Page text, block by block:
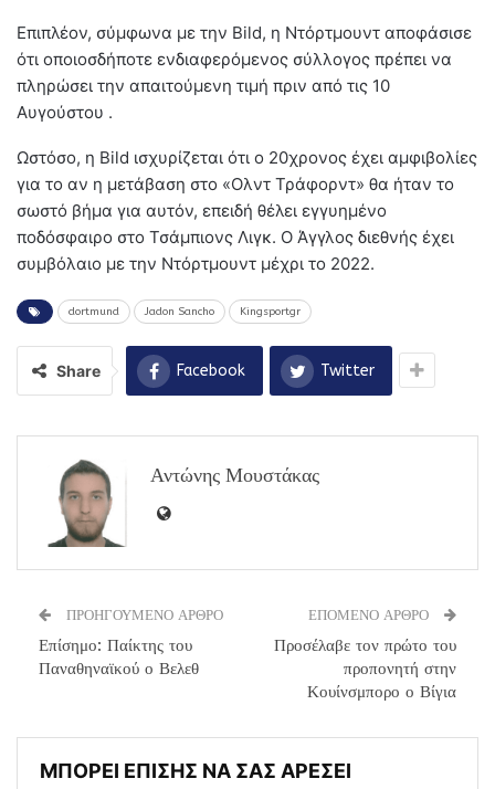
Επιπλέον, σύμφωνα με την Bild, η Ντόρτμουντ αποφάσισε
ότι οποιοσδήποτε ενδιαφερόμενος σύλλογος πρέπει να
πληρώσει την απαιτούμενη τιμή πριν από τις 10
Αυγούστου .
Ωστόσο, η Bild ισχυρίζεται ότι ο 20χρονος έχει αμφιβολίες
για το αν η μετάβαση στο «Ολντ Τράφορντ» θα ήταν το
σωστό βήμα για αυτόν, επειδή θέλει εγγυημένο
ποδόσφαιρο στο Τσάμπιονς Λιγκ. Ο Άγγλος διεθνής έχει
συμβόλαιο με την Ντόρτμουντ μέχρι το 2022.
dortmund Jadon Sancho Kingsportgr
Share Facebook Twitter
Αντώνης Μουστάκας
ΠΡΟΗΓΟΥΜΕΝΟ ΑΡΘΡΟ
Επίσημο: Παίκτης του
Παναθηναϊκού ο Βελεθ
ΕΠΟΜΕΝΟ ΑΡΘΡΟ
Προσέλαβε τον πρώτο του
προπονητή στην
Κουίνσμπορο ο Βίγια
ΜΠΟΡΕΙ ΕΠΙΣΗΣ ΝΑ ΣΑΣ ΑΡΕΣΕΙ